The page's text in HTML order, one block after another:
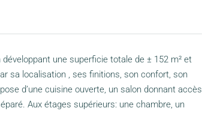
une superficie totale de ± 152 m² et
sa localisation , ses finitions, son confort, son
d’une cuisine ouverte, un salon donnant accès
Aux étages supérieurs: une chambre, un